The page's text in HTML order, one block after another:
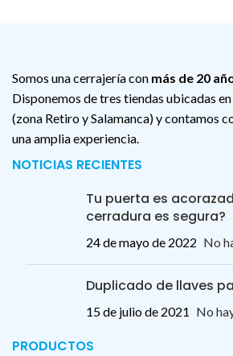
Somos una cerrajería con más de 20
Disponemos de tres tiendas ubicadas
(zona Retiro y Salamanca) y contamos
una amplia experiencia.
NOTICIAS RECIENTES
Tu puerta es
cerradura es segura?
24 de mayo de 2022 No
Duplicado de llaves
15 de julio de 2021 No
PRODUCTOS